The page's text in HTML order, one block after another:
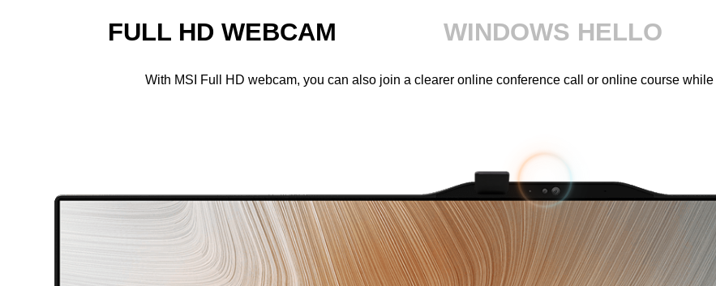
FULL HD WEBCAM WINDOWS HELLO
With MSI Full HD webcam, you can also join a clearer online conference call or online course